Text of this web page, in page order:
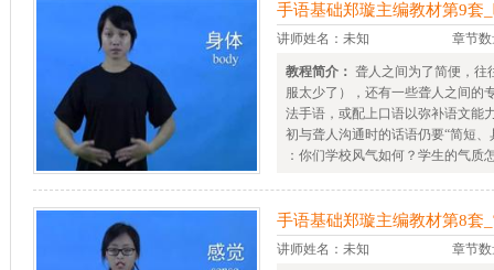
手语基础郑璇主编教材第9套
讲师姓名：未知 章节
教程简介： 聋人之间为了简便，往
服太少了），还有一些聋人之间的
法手语，或配上口语以弥补语文能
初与聋人沟通时的话语仍要“简短
：你们学校风气如何？学生的气质
手语基础郑璇主编教材第8套
讲师姓名：未知 章节